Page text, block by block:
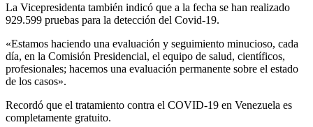
La Vicepresidenta también indicó que a la fecha se han realizado
929.599 pruebas para la detección del Covid-19.
«Estamos haciendo una evaluación y seguimiento minucioso, cada
día, en la Comisión Presidencial, el equipo de salud, científicos,
profesionales; hacemos una evaluación permanente sobre el estado
de los casos».
Recordó que el tratamiento contra el COVID-19 en Venezuela es
completamente gratuito.